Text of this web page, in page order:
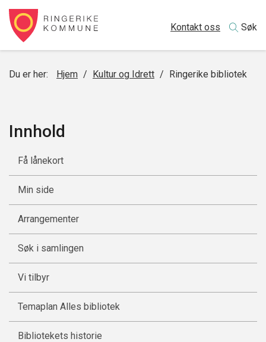
Kontakt oss Søk
Du er her: Hjem / Kultur og Idrett / Ringerike bibliotek
Innhold
Få lånekort
Min side
Arrangementer
Søk i samlingen
Vi tilbyr
Temaplan Alles bibliotek
Bibliotekets historie